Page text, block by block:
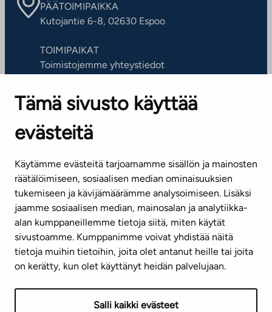
Tämä sivusto käyttää
evästeitä
Käytämme evästeitä tarjoamamme sisällön ja mainosten
räätälöimiseen, sosiaalisen median ominaisuuksien
tukemiseen ja kävijämäärämme analysoimiseen. Lisäksi
jaamme sosiaalisen median, mainosalan ja analytiikka-
alan kumppaneillemme tietoja siitä, miten käytät
sivustoamme. Kumppanimme voivat yhdistää näitä
tietoja muihin tietoihin, joita olet antanut heille tai joita
on kerätty, kun olet käyttänyt heidän palvelujaan.
Salli kaikki evästeet
PÄÄTOIMIPAIKKA
Kutojantie 6-8, 02630 Espoo
TOIMIPAIKAT
Toimistojemme yhteystiedot
ASIAKASPALVELUKESKUS
Puh. 045 7734 3777
(arkisin klo 8-16)
info@ta.fi
Tilaa uutiskirje
Mediapankki
TietosuojaselosteSaavutettavuusseloste